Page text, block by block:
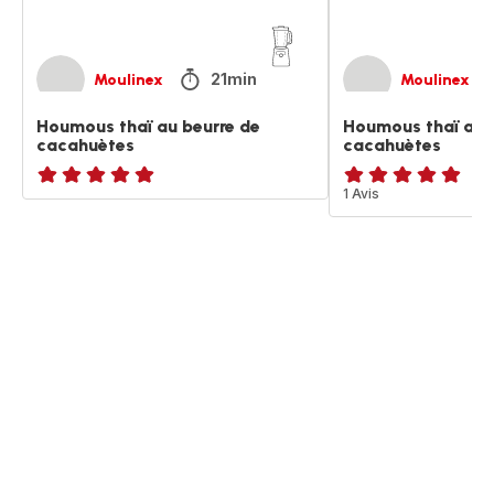
Moulinex 21min
Houmous thaï au beurre de
cacahuètes
ratings.NaN
Moulinex
Houmous thaï au
cacahuètes
Avis
5
1 Avis